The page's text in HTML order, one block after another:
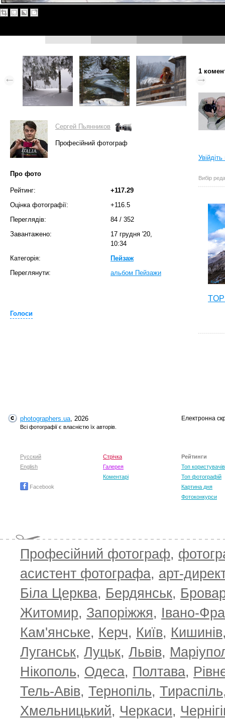
Сергей Пьянников
Професійний фотограф
Про фото
Рейтинг:
+117.29
Оцінка фотографії:
+116.5
Переглядів:
84 / 352
Завантажено:
17 грудня '20,
10:34
Категорія:
Пейзаж
Переглянути:
альбом Пейзажи
Голоси
1
Вибір
photographers.ua, 2026
Всі фотографії є власністю їх авторів.
Електронна
Русский
English
Facebook
Стрічка
Галерея
Коментарі
Рейтинги
Топ користувачів
Топ фотографій
Картина дня
Фотоконкурси
Професійний фотограф,
асистент фотографа, арт-
Біла Церква, Бердянськ,
Житомир, Запоріжжя, Івано-
Кам'янське, Керч, Київ, Кишинів
Луганськ, Луцьк, Львів,
Нікополь, Одеса, Полтава,
Тель-Авів, Тернопіль, Тираспіль
Хмельницький, Черкаси,